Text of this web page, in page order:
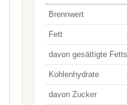
Brennwert
Fett
davon gesättigte
Kohlenhydrate
davon Zucker